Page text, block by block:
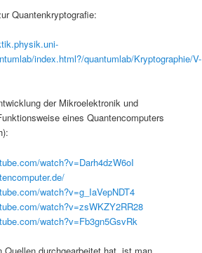
Quantenkryptografie:
index.html?/quantumlab/Kryptographie/V-
der Mikroelektronik und
eines Quantencomputers
watch?v=Darh4dzW6oI
watch?v=g_IaVepNDT4
watch?v=zsWKZY2RR28
watch?v=Fb3gn5GsvRk
Quellen durchgearbeitet hat, ist man